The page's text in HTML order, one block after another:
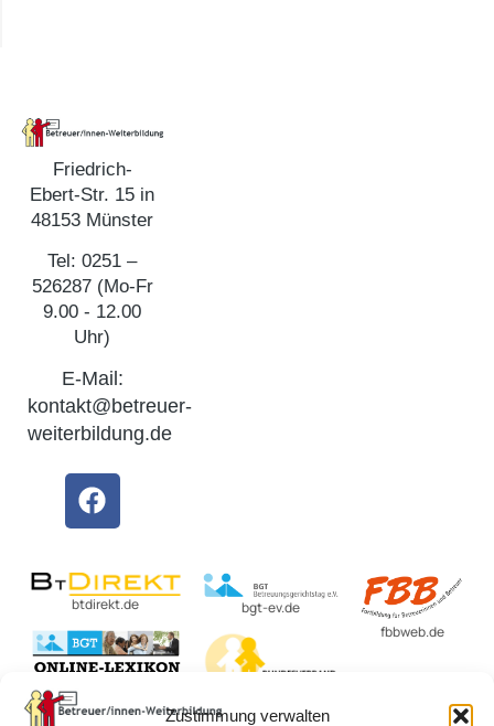
Zustimmung verwalten
Friedrich-
Ebert-Str. 15 in
48153 Münster
Tel: 0251 –
526287 (Mo-Fr
9.00 - 12.00
Uhr)
E-Mail:
kontakt@betreuer-
weiterbildung.de
btdirekt.de bgt-ev.de
BvBEF.de
fbbweb.de